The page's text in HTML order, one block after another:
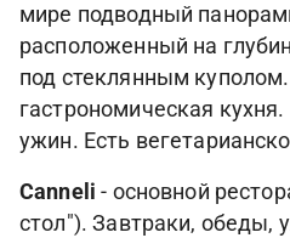
мире подводный
расположенный на
под стеклянным
гастрономическая
ужин. Есть
Сanneli - основной
стол"). Завтраки, обеды,